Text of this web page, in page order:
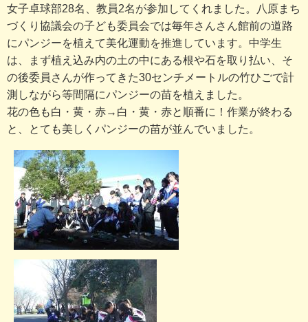
女子卓球部28名、教員2名が参加してくれました。八原まち
づくり協議会の子ども委員会では毎年さんさん館前の道路
にパンジーを植えて美化運動を推進しています。中学生
は、まず植え込み内の土の中にある根や石を取り払い、そ
の後委員さんが作ってきた30センチメートルの竹ひごで計
測しながら等間隔にパンジーの苗を植えました。
花の色も白・黄・赤→白・黄・赤と順番に！作業が終わる
と、とても美しくパンジーの苗が並んでいました。